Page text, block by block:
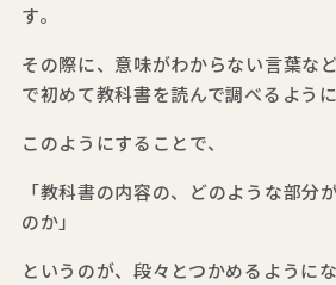
す。
その際に、意味がわからない言葉な
で初めて教科書を読んで調べるように
このようにすることで、
「教科書の内容の、どのような部分
のか」
というのが、段々とつかめるように